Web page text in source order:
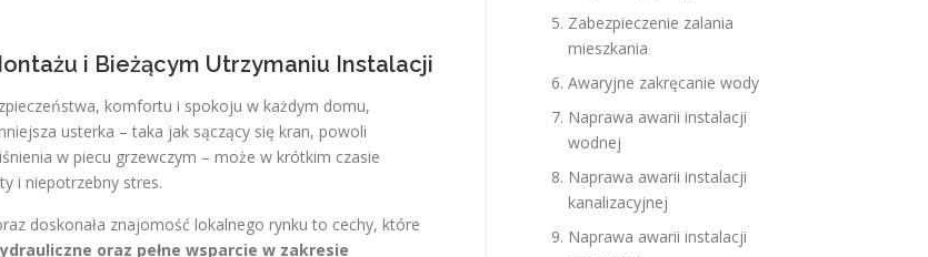
i Bieżącym Utrzymaniu Instalacji
komfortu i spokoju w każdym domu,
usterka – taka jak sączący się kran, powoli
w piecu grzewczym – może w krótkim czasie
i niepotrzebny stres.
doskonała znajomość lokalnego rynku to cechy, które
oraz pełne wsparcie w zakresie
Zabezpieczenie zalania
mieszkania
Awaryjne zakręcanie wody
Naprawa awarii instalacji
wodnej
Naprawa awarii instalacji
kanalizacyjnej
Naprawa awarii instalacji